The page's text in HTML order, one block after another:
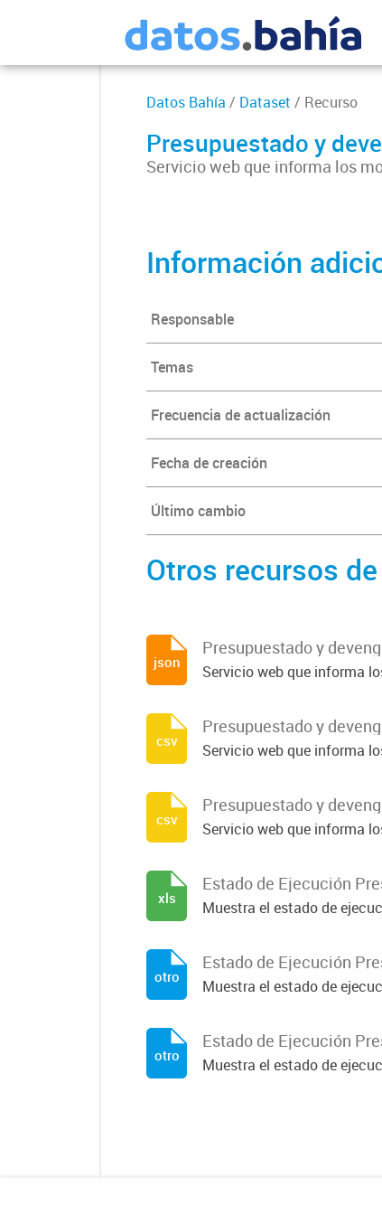
Datos Bahía / Dataset / Recurso
Presupuestado y
Servicio web que informa los
Información
Responsable
Temas
Frecuencia de actualización
Fecha de creación
Último cambio
Otros recursos
Presupuestado y
Servicio web que informa
json
Presupuestado y
Servicio web que informa
csv
Presupuestado y
Servicio web que informa
csv
Estado de Ejecución
Muestra el estado de
xls
Estado de Ejecución
Muestra el estado de
otro
Estado de Ejecución
Muestra el estado de
otro